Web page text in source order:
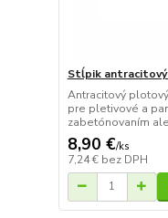
Stĺpik antracitový
Antracitový
pre pletivové a
zabetónovaním
8,90 €/ks
7,24 € bez DPH